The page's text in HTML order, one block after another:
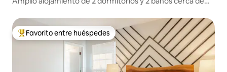
Favorito entre los huéspedes más destacados
Favorito entre huéspedes